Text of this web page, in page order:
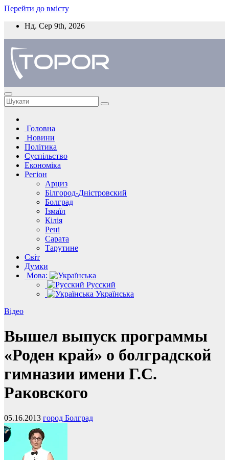
Перейти до вмісту
Нд. Сер 9th, 2026
Головна
Новини
Політика
Суспільство
Економіка
Регіон
Арциз
Білгород-Дністровский
Болград
Ізмаїл
Кілія
Рені
Сарата
Тарутине
Світ
Думки
Мова:
Русский
Українська
Відео
Вышел выпуск программы
«Роден край» о болградской
гимназии имени Г.С.
Раковского
05.16.2013 город Болград